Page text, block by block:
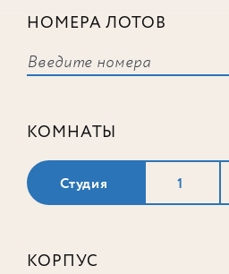
НОМЕРА ЛОТОВ
КОМНАТЫ
Студия 1
КОРПУС
соответствует ни